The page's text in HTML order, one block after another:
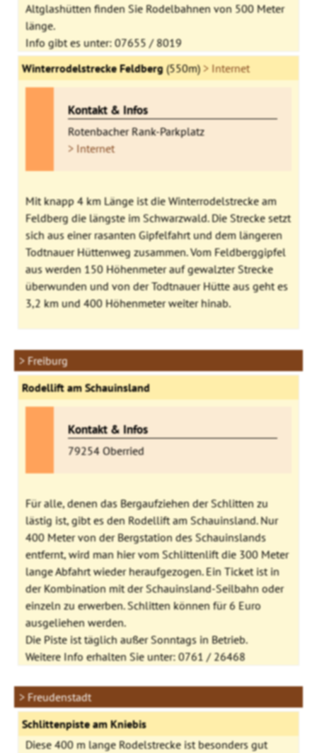
Altglashütten finden Sie Rodelbahnen von 500 Meter
länge.
Info gibt es unter: 07655 / 8019
Winterrodelstrecke Feldberg (550m) > Internet
Kontakt & Infos
Rotenbacher Rank-Parkplatz
> Internet
Mit knapp 4 km Länge ist die Winterrodelstrecke am
Feldberg die längste im Schwarzwald. Die Strecke setzt
sich aus einer rasanten Gipfelfahrt und dem längeren
Todtnauer Hüttenweg zusammen. Vom Feldberggipfel
aus werden 150 Höhenmeter auf gewalzter Strecke
überwunden und von der Todtnauer Hütte aus geht es
3,2 km und 400 Höhenmeter weiter hinab.
> Freiburg
Rodellift am Schauinsland
Kontakt & Infos
79254 Oberried
Für alle, denen das Bergaufziehen der Schlitten zu
lästig ist, gibt es den Rodellift am Schauinsland. Nur
400 Meter von der Bergstation des Schauinslands
entfernt, wird man hier vom Schlittenlift die 300 Meter
lange Abfahrt wieder heraufgezogen. Ein Ticket ist in
der Kombination mit der Schauinsland-Seilbahn oder
einzeln zu erwerben. Schlitten können für 6 Euro
ausgeliehen werden.
Die Piste ist täglich außer Sonntags in Betrieb.
Weitere Info erhalten Sie unter: 0761 / 26468
> Freudenstadt
Schlittenpiste am Kniebis
Diese 400 m lange Rodelstrecke ist besonders gut